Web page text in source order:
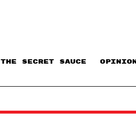
THE SECRET SAUCE​ OPINION